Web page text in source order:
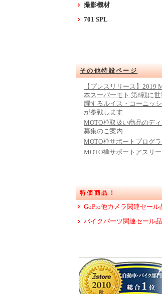
撮影機材
701 SPL
その他特設ページ
【プレスリリース】2019
本スーパーモト 第8戦に世
躍するルイス・コーニッ
が参戦します
MOTO禅取扱い商品のデ
募集のご案内
MOTO禅サポートプログ
MOTO禅サポートアスリー
特価商品！
GoPro他カメラ関連セール
バイクパーツ関連セール品